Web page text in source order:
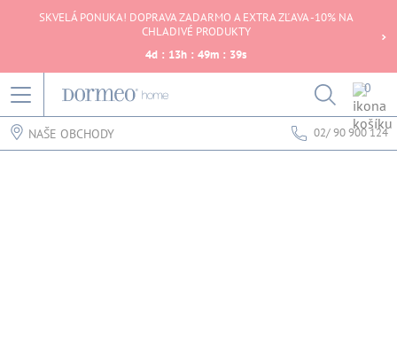
SKVELÁ PONUKA! DOPRAVA ZADARMO A EXTRA ZĽAVA -10% NA
CHLADIVÉ PRODUKTY
4d : 13h : 49m : 39s
0
NAŠE OBCHODY 02/ 90 900 124